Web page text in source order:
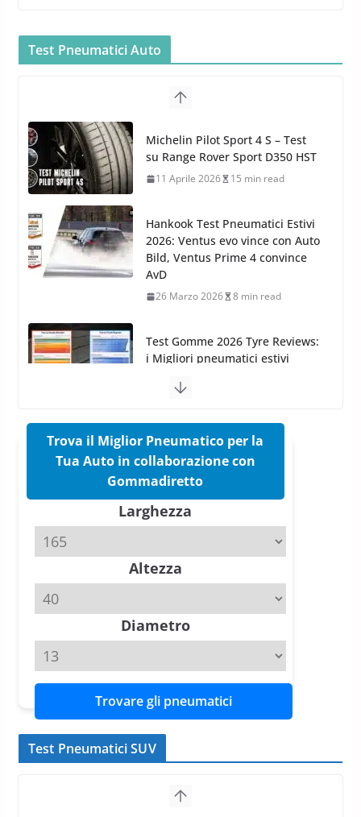
Gun per la tua Idropulitrice?
5 Maggio 2022 2 min read
Bullock entra nel mondo della
Car Care
26 Marzo 2025 2 min read
Test Pneumatici Auto
Michelin Pilot Sport 4 S – Test
su Range Rover Sport D350 HST
11 Aprile 2026 15 min read
Hankook Test Pneumatici Estivi
2026: Ventus evo vince con Auto
Bild, Ventus Prime 4 convince
AvD
26 Marzo 2026 8 min read
Test Gomme 2026 Tyre Reviews:
i Migliori pneumatici estivi
17 Marzo 2026
Pirelli Cinturato 2026: due
vittorie nei test europei
confermano il salto tecnico del
16 Marzo 2026
Pirelli P Zero Trofeo RS: per
Tyre Reviews è la gomma semi-
20 Aprile 2026 4 min read
Trova il Miglior Pneumatico per la
Tua Auto in collaborazione con
Gommadiretto
Larghezza
Altezza
Diametro
Trovare gli pneumatici
Test Pneumatici SUV